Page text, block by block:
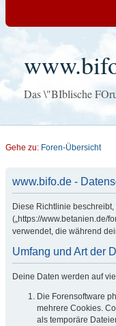
Das \"BIblische
Gehe zu: Foren-Übersicht
www.bifo.de -
Diese Richtlinie beschreibt,
(„https://www.betanien.de/
verwendet, die während
Umfang und Art der
Deine Daten werden auf
Die Forensoftware
mehrere Cookies.
als temporäre